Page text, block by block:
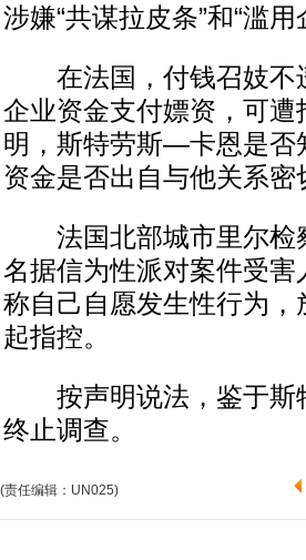
涉嫌“共谋拉皮条”和“滥
在法国，付钱召妓不
企业资金支付嫖资，可
明，斯特劳斯—卡恩是否
资金是否出自与他关系密
法国北部城市里尔检
名据信为性派对案件受
称自己自愿发生性行为
起指控。
按声明说法，鉴于斯
终止调查。
(责任编辑：UN025)